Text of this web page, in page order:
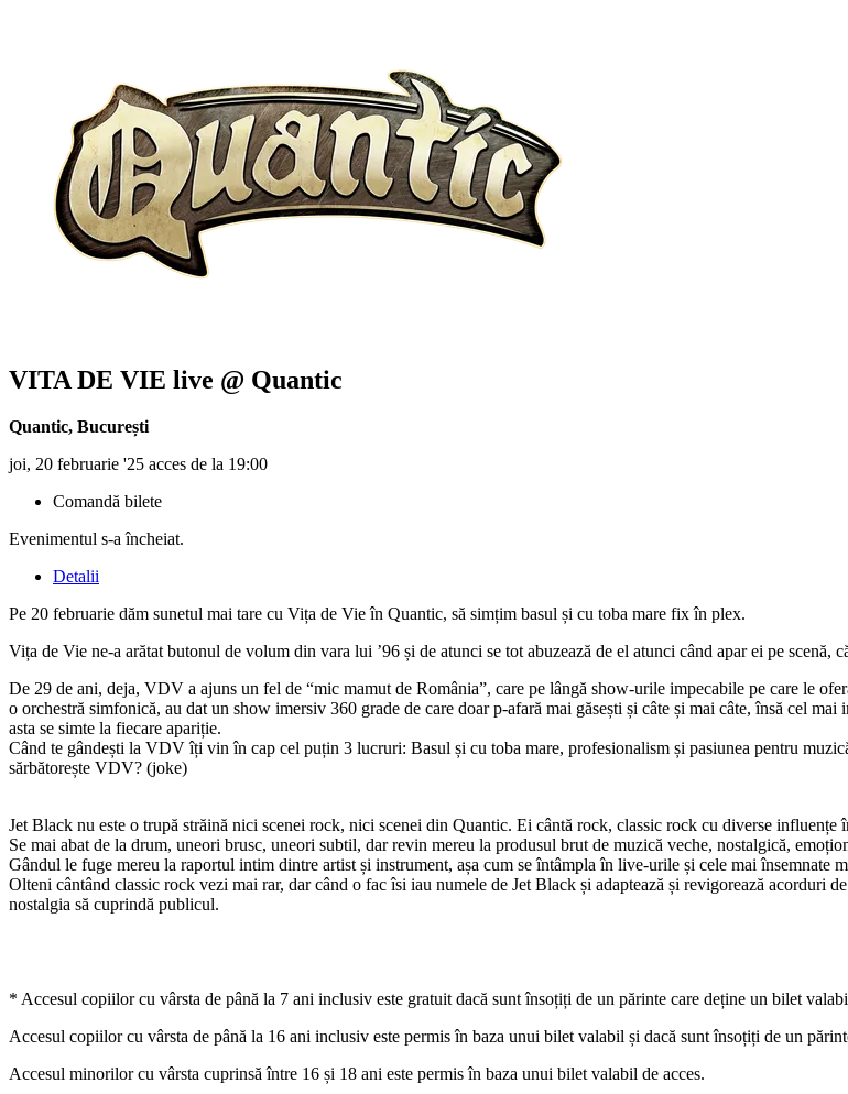
VITA DE VIE live @ Quantic
Quantic, București
joi, 20 februarie '25 acces de la 19:00
Comandă bilete
Evenimentul s-a încheiat.
Detalii
Pe 20 februarie dăm sunetul mai tare cu Vița de Vie în Quantic, să simțim basul și cu toba mare fix în plex.
Vița de Vie ne-a arătat butonul de volum din vara lui ’96 și de atunci se tot abuzează de el atunci când apar ei pe
De 29 de ani, deja, VDV a ajuns un fel de “mic mamut de România”, care pe lângă show-urile impecabile pe care le
o orchestră simfonică, au dat un show imersiv 360 grade de care doar p-afară mai găsești și câte și mai câte, însă cel
asta se simte la fiecare apariție.
Când te gândești la VDV îți vin în cap cel puțin 3 lucruri: Basul și cu toba mare, profesionalism și pasiunea pentru
sărbătorește VDV? (joke)
Jet Black nu este o trupă străină nici scenei rock, nici scenei din Quantic. Ei cântă rock, classic rock cu diverse
Se mai abat de la drum, uneori brusc, uneori subtil, dar revin mereu la produsul brut de muzică veche, nostalgică,
Gândul le fuge mereu la raportul intim dintre artist și instrument, așa cum se întâmpla în live-urile și cele mai însemnate
Olteni cântând classic rock vezi mai rar, dar când o fac îsi iau numele de Jet Black și adaptează și revigorează acorduri
nostalgia să cuprindă publicul.
* Accesul copiilor cu vârsta de până la 7 ani inclusiv este gratuit dacă sunt însoțiți de un părinte care deține un bilet
Accesul copiilor cu vârsta de până la 16 ani inclusiv este permis în baza unui bilet valabil și dacă sunt însoțiți de un
Accesul minorilor cu vârsta cuprinsă între 16 și 18 ani este permis în baza unui bilet valabil de acces.